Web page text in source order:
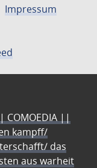
Impressum
||
kampff/
das
aus warheit